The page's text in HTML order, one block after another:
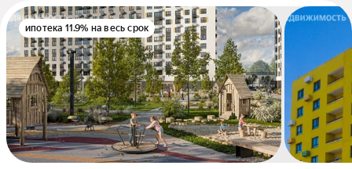
ипотека 11.9% на весь срок